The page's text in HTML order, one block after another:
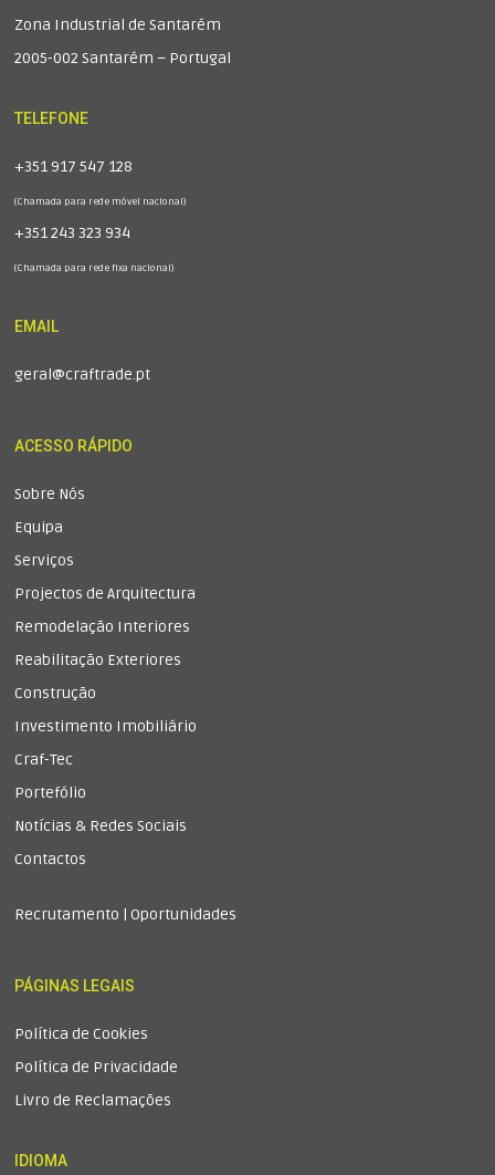
Zona Industrial de Santarém
2005-002 Santarém – Portugal
TELEFONE
+351 917 547 128
(Chamada para rede móvel nacional)
+351 243 323 934
(Chamada para rede fixa nacional)
EMAIL
geral@craftrade.pt
ACESSO RÁPIDO
Sobre Nós
Equipa
Serviços
Projectos de Arquitectura
Remodelação Interiores
Reabilitação Exteriores
Construção
Investimento Imobiliário
Craf-Tec
Portefólio
Notícias & Redes Sociais
Contactos
Recrutamento | Oportunidades
PÁGINAS LEGAIS
Política de Cookies
Política de Privacidade
Livro de Reclamações
IDIOMA